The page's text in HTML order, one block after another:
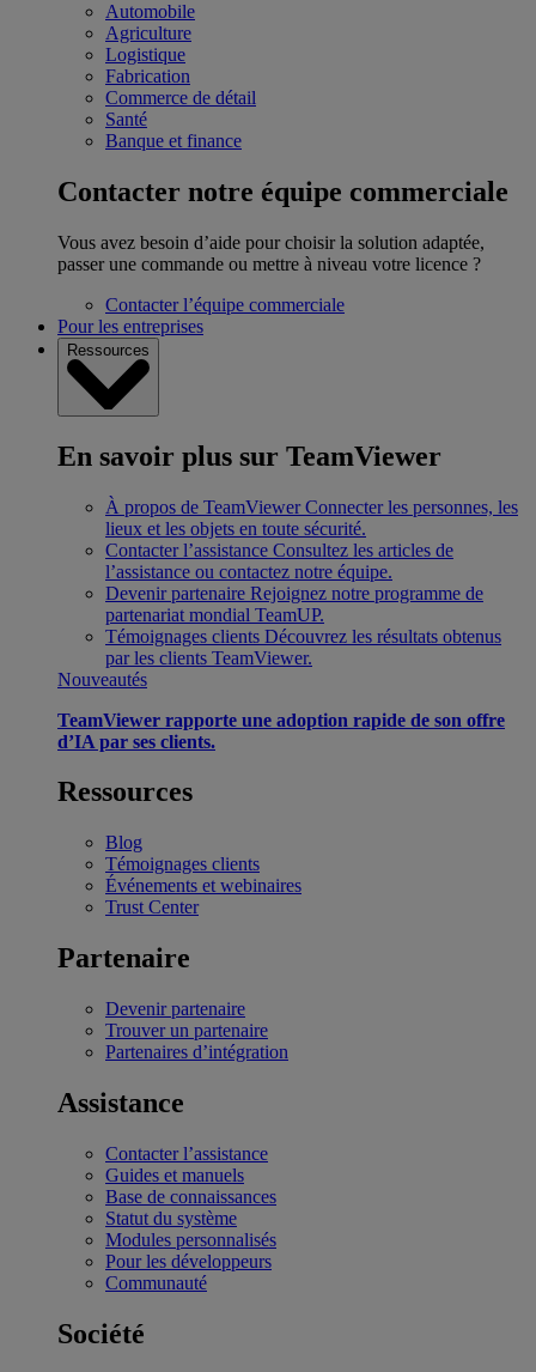
Automobile
Agriculture
Logistique
Fabrication
Commerce de détail
Santé
Banque et finance
Contacter notre équipe commerciale
Vous avez besoin d’aide pour choisir la solution adaptée,
passer une commande ou mettre à niveau votre licence ?
Contacter l’équipe commerciale
Pour les entreprises
Ressources
En savoir plus sur TeamViewer
À propos de TeamViewer Connecter les personnes, les
lieux et les objets en toute sécurité.
Contacter l’assistance Consultez les articles de
l’assistance ou contactez notre équipe.
Devenir partenaire Rejoignez notre programme de
partenariat mondial TeamUP.
Témoignages clients Découvrez les résultats obtenus
par les clients TeamViewer.
Nouveautés
TeamViewer rapporte une adoption rapide de son offre
d’IA par ses clients.
Ressources
Blog
Témoignages clients
Événements et webinaires
Trust Center
Partenaire
Devenir partenaire
Trouver un partenaire
Partenaires d’intégration
Assistance
Contacter l’assistance
Guides et manuels
Base de connaissances
Statut du système
Modules personnalisés
Pour les développeurs
Communauté
Société